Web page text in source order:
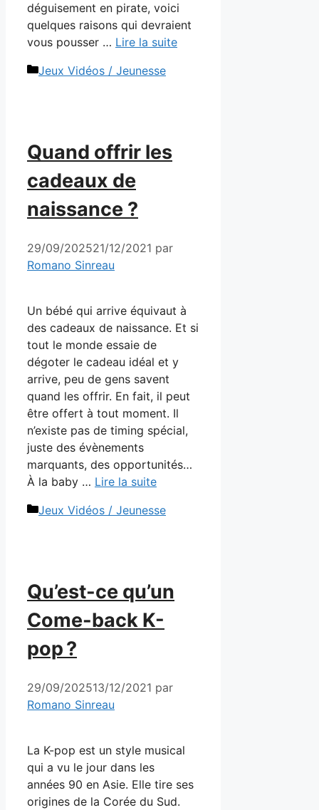
déguisement en pirate, voici
quelques raisons qui devraient
vous pousser … Lire la suite
Catégories
Jeux Vidéos / Jeunesse
Quand offrir les
cadeaux de
naissance ?
29/09/202521/12/2021 par
Romano Sinreau
Un bébé qui arrive équivaut à
des cadeaux de naissance. Et si
tout le monde essaie de
dégoter le cadeau idéal et y
arrive, peu de gens savent
quand les offrir. En fait, il peut
être offert à tout moment. Il
n’existe pas de timing spécial,
juste des évènements
marquants, des opportunités…
À la baby … Lire la suite
Catégories
Jeux Vidéos / Jeunesse
Qu’est-ce qu’un
Come-back K-
pop ?
29/09/202513/12/2021 par
Romano Sinreau
La K-pop est un style musical
qui a vu le jour dans les
années 90 en Asie. Elle tire ses
origines de la Corée du Sud.